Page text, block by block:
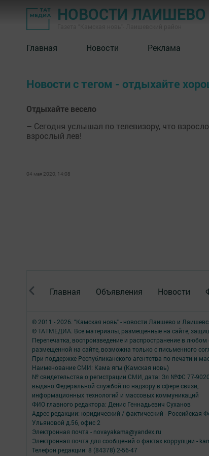
НОВОСТИ ЛАИШЕВО
Главная Новости Реклама
Новости с тегом - отдыхайте
Отдыхайте весело
– Сегодня услышал по телевизору, что
взрослый лев!
04 мая 2020, 14:08
Главная Объявления Новости
© 2011 - 2026. "Камская новь" - новости Лаишево и
© ТАТМЕДИА. Все материалы, размещенные на сайте,
Перепечатка, воспроизведение и распространение в
размещенной на сайте, возможна только с письменного
При поддержке Республиканского агентства по печати и
Наименование СМИ: Кама ягы (Камская новь)
№ свидетельства о регистрации СМИ, дата: Эл №ФC 77-
выдано Федеральной службой по надзору в сфере связи,
информационных технологий и массовых коммуникаций
ФИО главного редактора: Денис Геннадьевич Суханов
Адрес редакции: юридический / фактический -
Ульяновой д.56, офис 2
Электронная почта - novayakama@yandex.ru
Электронная почта для сообщений о фактах коррупции -
Телефон редакции: 8 (84378) 2-56-47